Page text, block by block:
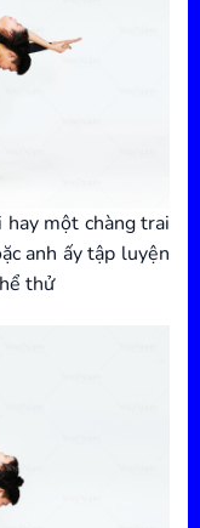
một chàng trai
anh ấy tập luyện
thử